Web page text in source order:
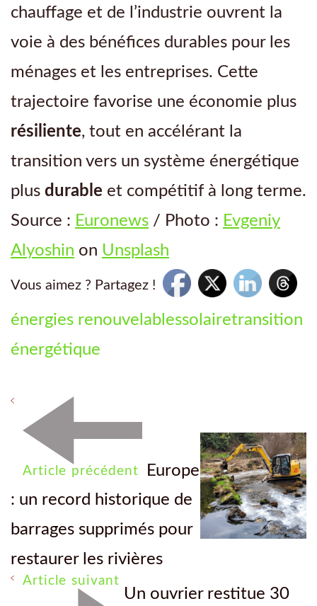
chauffage et de l’industrie ouvrent la
voie à des bénéfices durables pour les
ménages et les entreprises. Cette
trajectoire favorise une économie plus
résiliente, tout en accélérant la
transition vers un système énergétique
plus durable et compétitif à long terme.
Source : Euronews / Photo : Evgeniy
Alyoshin on Unsplash
Vous aimez ? Partagez !
énergies renouvelablessolairetransition
énergétique
Article précédent
Europe
: un record historique de
barrages supprimés pour
restaurer les rivières
Article suivant
Un ouvrier restitue 30